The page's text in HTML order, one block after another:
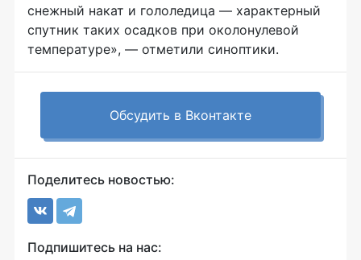
снежный накат и гололедица — характерный
спутник таких осадков при околонулевой
температуре», — отметили синоптики.
Обсудить в Вконтакте
Поделитесь новостью:
Подпишитесь на нас: